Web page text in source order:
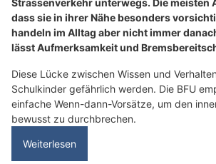
Strassenverkehr unterwegs. Die meisten
dass sie in ihrer Nähe besonders
handeln im Alltag aber nicht immer
lässt Aufmerksamkeit und
Diese Lücke zwischen Wissen und
Schulkinder gefährlich werden. Die BFU
einfache Wenn-dann-Vorsätze, um den
bewusst zu durchbrechen.
Weiterlesen